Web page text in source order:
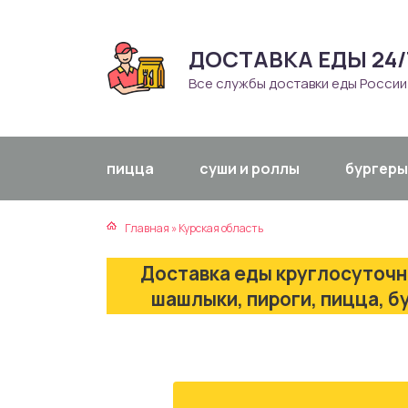
ДОСТАВКА ЕДЫ 24/
Все службы доставки еды России
пицца суши и роллы бургеры
Главная »Курская область
Доставка еды
шашлыки, пироги, пицца,
кухня